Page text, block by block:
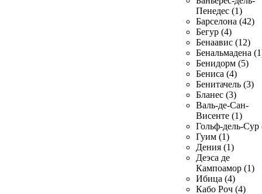
Пенедес (1)
Барселона (42)
Бегур (4)
Бенаавис (12)
Бенальмадена
Бенидорм (5)
Бениса (4)
Бенитачель (3)
Бланес (3)
Валь-де-Сан-
Висенте (1)
Гольф-дель-Сур
Гуим (1)
Дения (1)
Деэса де
Кампоамор (1)
Ибица (4)
Кабо Роч (4)